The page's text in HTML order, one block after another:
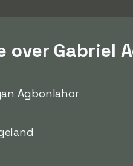
over Gabriel
Agbonlahor